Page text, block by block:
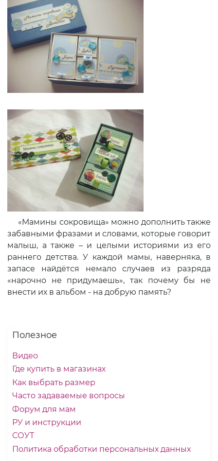
«Мамины сокровища» можно дополнить также
забавными фразами и словами, которые говорит
малыш, а также – и целыми историями из его
раннего детства. У каждой мамы, наверняка, в
запасе найдётся немало случаев из разряда
«нарочно не придумаешь», так почему бы не
внести их в альбом - на добрую память?
Полезное
Видео
Где купить в магазинах
Как выбрать размер
Часто задаваемые вопросы
Форум для мам
РУ и инструкции
СОУТ
Политика обработки персональных данных